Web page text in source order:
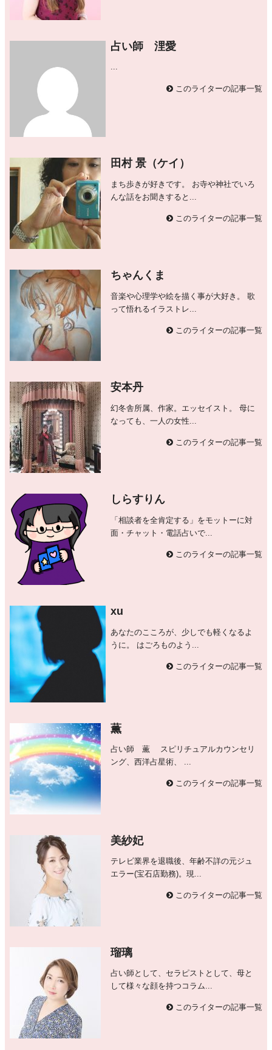
占い師 浬愛
...
このライターの記事一覧
田村 景（ケイ）
まち歩きが好きです。 お寺や神社でいろ
んな話をお聞きすると...
このライターの記事一覧
ちゃんくま
音楽や心理学や絵を描く事が大好き。 歌
って悟れるイラストレ...
このライターの記事一覧
安本丹
幻冬舎所属、作家。エッセイスト。 母に
なっても、一人の女性...
このライターの記事一覧
しらすりん
「相談者を全肯定する」をモットーに対
面・チャット・電話占いで...
このライターの記事一覧
xu
あなたのこころが、少しでも軽くなるよ
うに。 はごろものよう...
このライターの記事一覧
薫
占い師 薫 スピリチュアルカウンセリ
ング、西洋占星術、 ...
このライターの記事一覧
美紗妃
テレビ業界を退職後、年齢不詳の元ジュ
エラー(宝石店勤務)。現...
このライターの記事一覧
瑠璃
占い師として、セラピストとして、母と
して様々な顔を持つコラム...
このライターの記事一覧